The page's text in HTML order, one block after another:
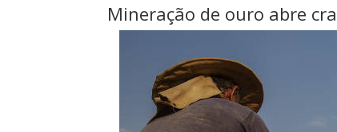
Mineração de ouro abre